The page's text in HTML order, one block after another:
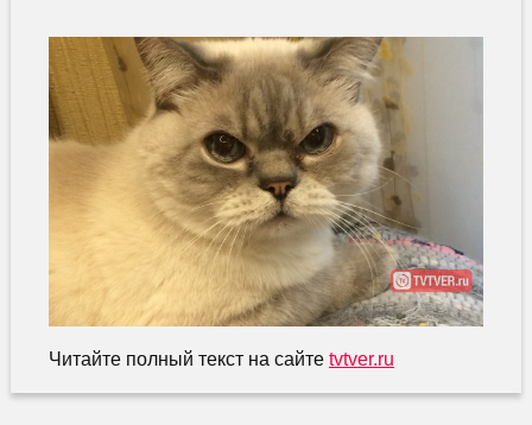
Читайте полный текст на сайте tvtver.ru